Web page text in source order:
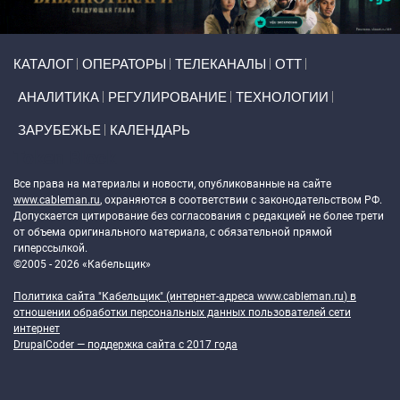
КАТАЛОГ ОПЕРАТОРЫ ТЕЛЕКАНАЛЫ ОТТ
АНАЛИТИКА РЕГУЛИРОВАНИЕ ТЕХНОЛОГИИ
ЗАРУБЕЖЬЕ КАЛЕНДАРЬ
Все права на материалы и новости, опубликованные на сайте
www.cableman.ru, охраняются в соответствии с законодательством РФ.
Допускается цитирование без согласования с редакцией не более трети
от объема оригинального материала, с обязательной прямой
гиперссылкой.
©2005 - 2026 «Кабельщик»
Политика сайта "Кабельщик" (интернет-адреса www.cableman.ru) в
отношении обработки персональных данных пользователей сети
интернет
DrupalCoder — поддержка сайта c 2017 года